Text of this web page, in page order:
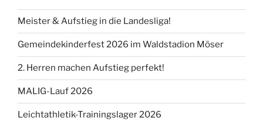
Meister & Aufstieg in die Landesliga!
Gemeindekinderfest 2026 im Waldstadion Möser
2. Herren machen Aufstieg perfekt!
MALIG-Lauf 2026
Leichtathletik-Trainingslager 2026